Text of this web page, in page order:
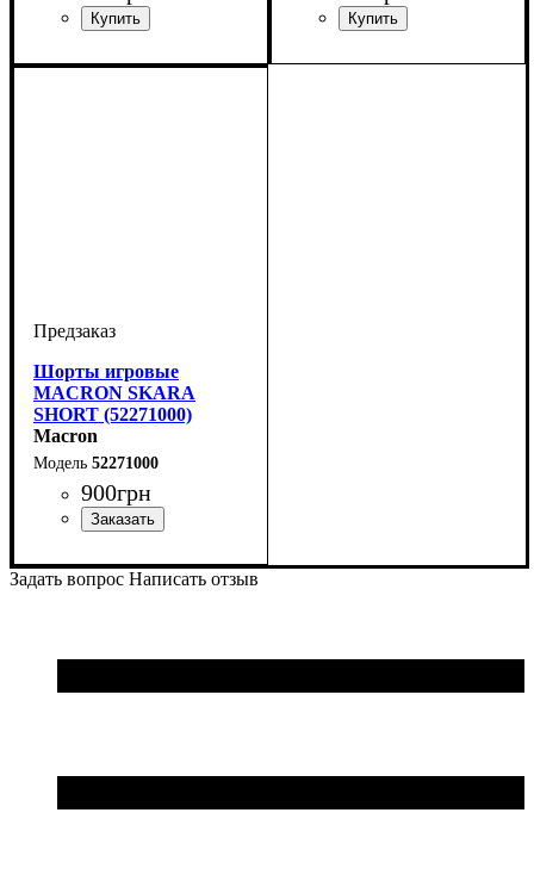
Мужской
Шорты игровые
MACRON SKARA
SHORT (52271000)
Macron
52271000
900грн
Задать вопрос Написать отзыв